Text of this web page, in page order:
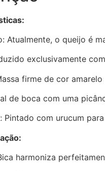
Atualmente, o queijo é
exclusivamente
firme de cor amarelo
de boca com uma
Pintado com urucum
harmoniza